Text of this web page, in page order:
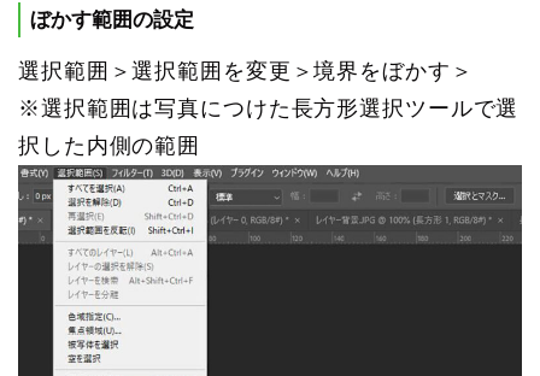
ぼかす範囲の設定
選択範囲＞選択範囲を変更＞境界をぼかす＞
※選択範囲は写真につけた長方形選択ツールで選
択した内側の範囲